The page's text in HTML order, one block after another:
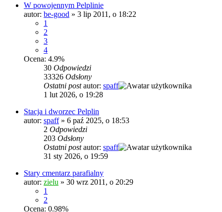
W powojennym Pelplinie
autor: be-good » 3 lip 2011, o 18:22
1
2
3
4
Ocena: 4.9%
30 Odpowiedzi
33326 Odsłony
Ostatni postautor: spaff
1 lut 2026, o 19:28
Stacja i dworzec Pelplin
autor: spaff» 6 paź 2025, o 18:53
2 Odpowiedzi
203 Odsłony
Ostatni postautor: spaff
31 sty 2026, o 19:59
Stary cmentarz parafialny
autor: zielu » 30 wrz 2011, o 20:29
1
2
Ocena: 0.98%